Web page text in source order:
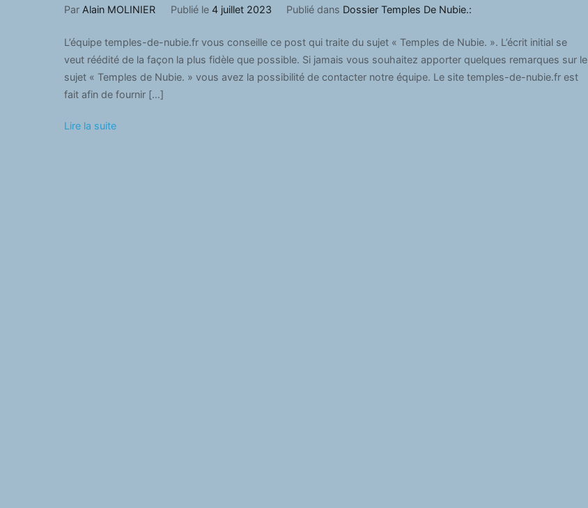
Par Alain MOLINIER Publié le 4 juillet 2023 Publié dans Dossier Temples De Nubie.:
L’équipe temples-de-nubie.fr vous conseille ce post qui traite du sujet « Temples de Nubie. ». L’écrit initial se
veut réédité de la façon la plus fidèle que possible. Si jamais vous souhaitez apporter quelques remarques sur le
sujet « Temples de Nubie. » vous avez la possibilité de contacter notre équipe. Le site temples-de-nubie.fr est
fait afin de fournir […]
Lire la suite